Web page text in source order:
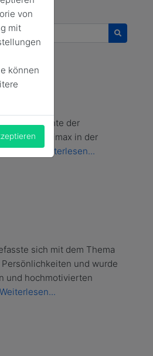
und so konnte der
Audimax in der
Weiterlesen...
sich mit dem Thema
und wurde
und hochmotivierten
Weiterlesen...
von
mit
können